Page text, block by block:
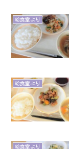
給食室より
給食室より
給食室より